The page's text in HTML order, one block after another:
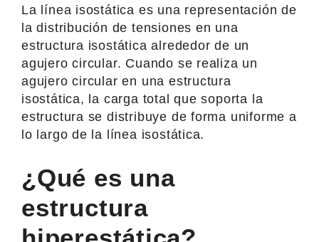
La línea isostática es una representación de
la distribución de tensiones en una
estructura isostática alrededor de un
agujero circular. Cuando se realiza un
agujero circular en una estructura
isostática, la carga total que soporta la
estructura se distribuye de forma uniforme a
lo largo de la línea isostática.
¿Qué es una
estructura